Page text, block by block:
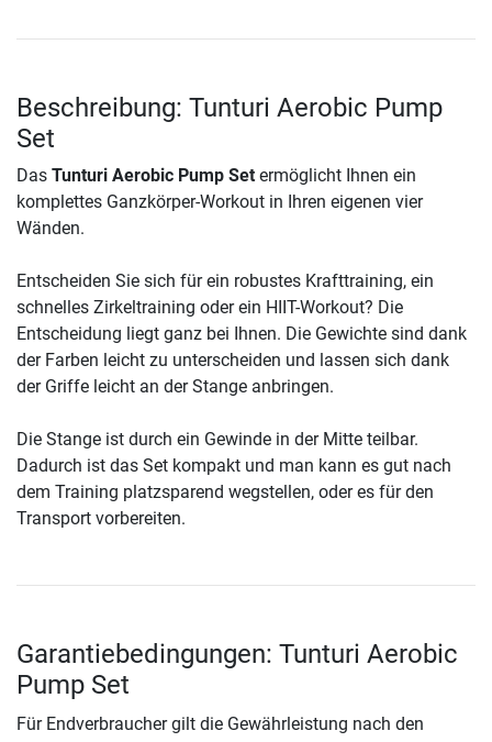
Beschreibung: Tunturi Aerobic Pump
Set
Das Tunturi Aerobic Pump Set ermöglicht Ihnen ein
komplettes Ganzkörper-Workout in Ihren eigenen vier
Wänden.
Entscheiden Sie sich für ein robustes Krafttraining, ein
schnelles Zirkeltraining oder ein HIIT-Workout? Die
Entscheidung liegt ganz bei Ihnen. Die Gewichte sind dank
der Farben leicht zu unterscheiden und lassen sich dank
der Griffe leicht an der Stange anbringen.
Die Stange ist durch ein Gewinde in der Mitte teilbar.
Dadurch ist das Set kompakt und man kann es gut nach
dem Training platzsparend wegstellen, oder es für den
Transport vorbereiten.
Garantiebedingungen: Tunturi Aerobic
Pump Set
Für Endverbraucher gilt die Gewährleistung nach den